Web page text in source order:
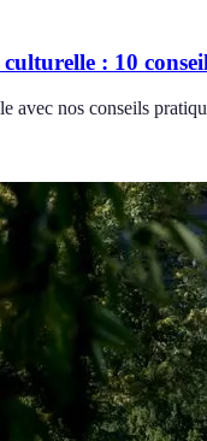
: 10
avec nos conseils